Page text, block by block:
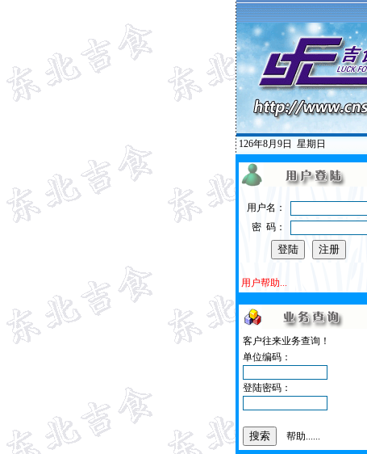
126年8月9日 星期日
用户名：
密 码：
用户帮助...
客户往来业务查询！
单位编码：
登陆密码：
帮助......